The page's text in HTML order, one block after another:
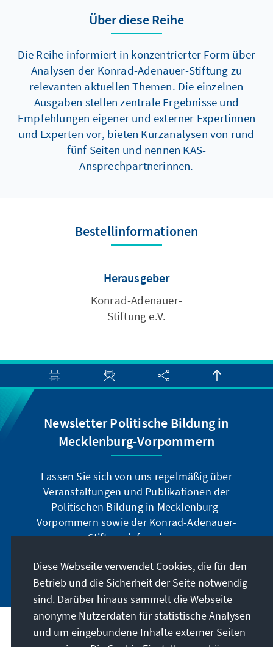
Über diese Reihe
Die Reihe informiert in konzentrierter Form über
Analysen der Konrad-Adenauer-Stiftung zu
relevanten aktuellen Themen. Die einzelnen
Ausgaben stellen zentrale Ergebnisse und
Empfehlungen eigener und externer Expertinnen
und Experten vor, bieten Kurzanalysen von rund
fünf Seiten und nennen KAS-
Ansprechpartnerinnen.
Bestellinformationen
Herausgeber
Konrad-Adenauer-
Stiftung e.V.
Newsletter Politische Bildung in
Mecklenburg-Vorpommern
Lassen Sie sich von uns regelmäßig über
Veranstaltungen und Publikationen der
Politischen Bildung in Mecklenburg-
Vorpommern sowie der Konrad-Adenauer-
Stiftung informieren.
Jetzt abonnieren
Anschrift
Diese Webseite verwendet Cookies, die für den
Betrieb und die Sicherheit der Seite notwendig
sind. Darüber hinaus sammelt die Webseite
anonyme Nutzerdaten für statistische Analysen
und um eingebundene Inhalte externer Seiten